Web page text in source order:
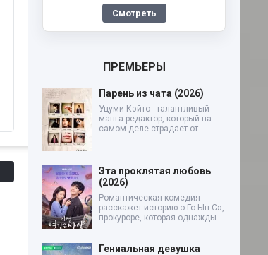
Необычная сделка
Старый пёс (2025)
Смотреть
ПРЕМЬЕРЫ
Парень из чата (2026)
Уцуми Кэйто - талантливый
манга-редактор, который на
самом деле страдает от
Эта проклятая любовь
(2026)
Романтическая комедия
расскажет историю о Го Ын Сэ,
прокуроре, которая однажды
Гениальная девушка